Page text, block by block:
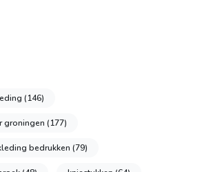
(146)
groningen(177)
bedrukken(79)